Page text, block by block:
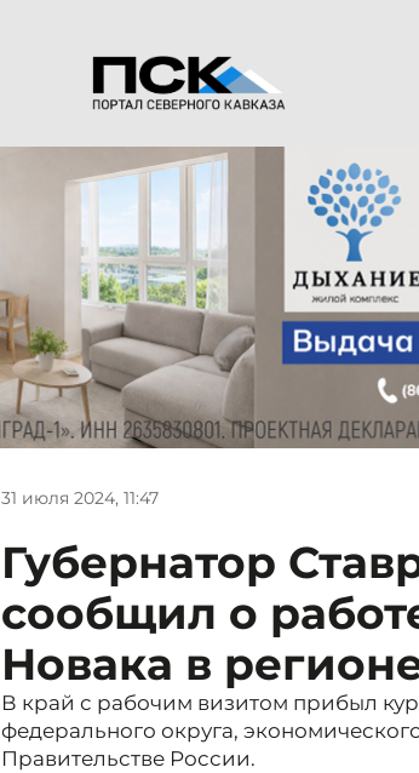
31 июля 2024, 11:47
Губернатор
сообщил о
Новака в
В край с рабочим визитом прибыл
федерального округа,
Правительстве России.